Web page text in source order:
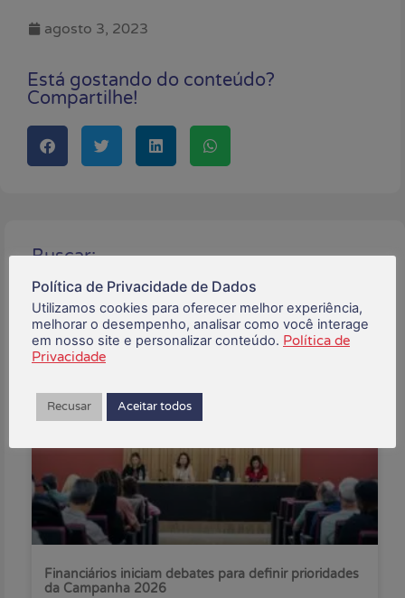
agosto 3, 2023
Está gostando do conteúdo?
Compartilhe!
Buscar:
Posts Recentes:
Financiários iniciam debates para definir prioridades
da Campanha 2026
Política de Privacidade de Dados
Utilizamos cookies para oferecer melhor experiência,
melhorar o desempenho, analisar como você interage
em nosso site e personalizar conteúdo. Política de
Privacidade
Recusar Aceitar todos